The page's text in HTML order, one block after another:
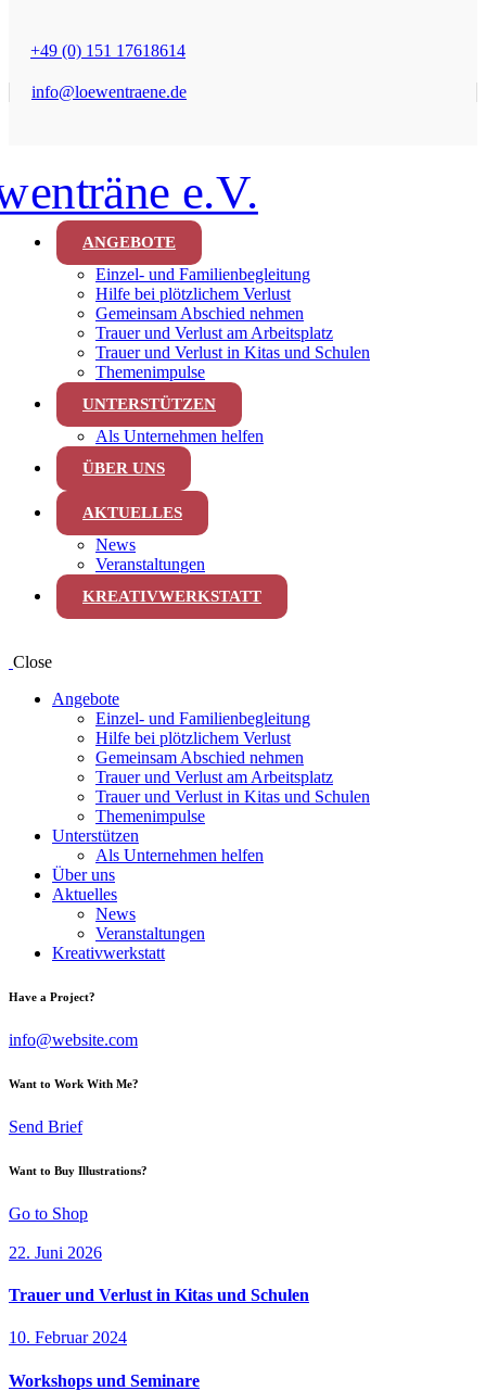
+49 (0) 151 17618614
info@loewentraene.de
ANGEBOTE
Einzel- und Familienbegleitung
Hilfe bei plötzlichem Verlust
Gemeinsam Abschied nehmen
Trauer und Verlust am Arbeitsplatz
Trauer und Verlust in Kitas und Schulen
Themenimpulse
UNTERSTÜTZEN
Als Unternehmen helfen
ÜBER UNS
AKTUELLES
News
Veranstaltungen
KREATIVWERKSTATT
Close
Angebote
Einzel- und Familienbegleitung
Hilfe bei plötzlichem Verlust
Gemeinsam Abschied nehmen
Trauer und Verlust am Arbeitsplatz
Trauer und Verlust in Kitas und Schulen
Themenimpulse
Unterstützen
Als Unternehmen helfen
Über uns
Aktuelles
News
Veranstaltungen
Kreativwerkstatt
Have a Project?
info@website.com
Want to Work With Me?
Send Brief
Want to Buy Illustrations?
Go to Shop
22. Juni 2026
Trauer und Verlust in Kitas und Schulen
10. Februar 2024
Workshops und Seminare